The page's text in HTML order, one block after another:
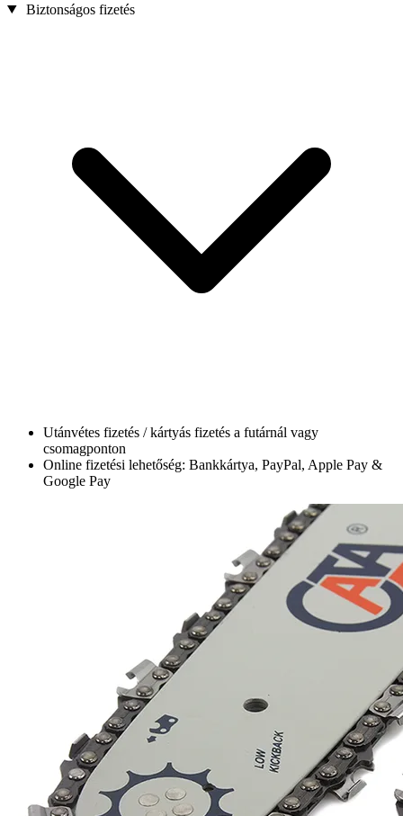
Biztonságos fizetés
Utánvétes fizetés / kártyás fizetés a futárnál vagy
csomagponton
Online fizetési lehetőség: Bankkártya, PayPal, Apple Pay &
Google Pay